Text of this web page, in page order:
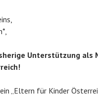
Unterstützung als
„Eltern für Kinder